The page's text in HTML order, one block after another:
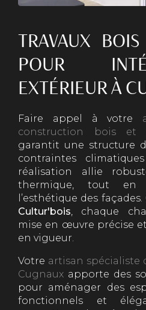
TRAVAUX
POUR
EXTÉRIEUR À
Faire appel à votre
construction bois et
garantit une structure
contraintes
réalisation allie
thermique, tout en
l’esthétique des
Cultur'bois , chaque
mise en œuvre précise
en vigueur.
Votre artisan spécialiste
Cugnaux apporte des
pour aménager des
fonctionnels et